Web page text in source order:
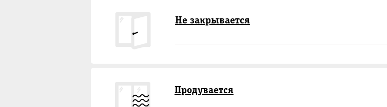
Не закрывается
Продувается